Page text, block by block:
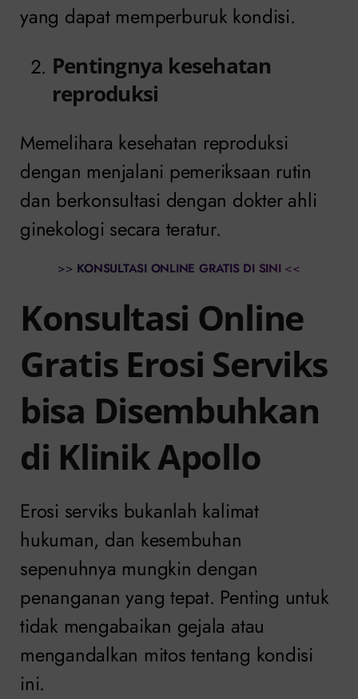
yang dapat memperburuk kondisi.
Pentingnya kesehatan
reproduksi
Memelihara kesehatan reproduksi
dengan menjalani pemeriksaan rutin
dan berkonsultasi dengan dokter ahli
ginekologi secara teratur.
>> KONSULTASI ONLINE GRATIS DI SINI <<
Konsultasi Online
Gratis Erosi Serviks
bisa Disembuhkan
di Klinik Apollo
Erosi serviks bukanlah kalimat
hukuman, dan kesembuhan
sepenuhnya mungkin dengan
penanganan yang tepat. Penting untuk
tidak mengabaikan gejala atau
mengandalkan mitos tentang kondisi
ini.